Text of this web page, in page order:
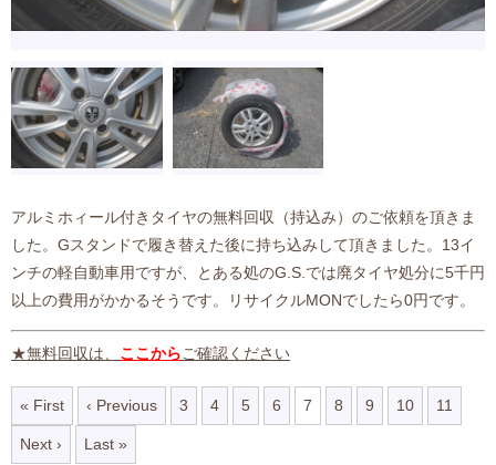
アルミホィール付きタイヤの無料回収（持込み）のご依頼を頂きま
した。Gスタンドで履き替えた後に持ち込みして頂きました。13イ
ンチの軽自動車用ですが、とある処のG.S.では廃タイヤ処分に5千円
以上の費用がかかるそうです。リサイクルMONでしたら0円です。
★無料回収は、 ここからご確認ください
« First ‹ Previous 3 4 5 6 7 8 9 10 11
Next › Last »